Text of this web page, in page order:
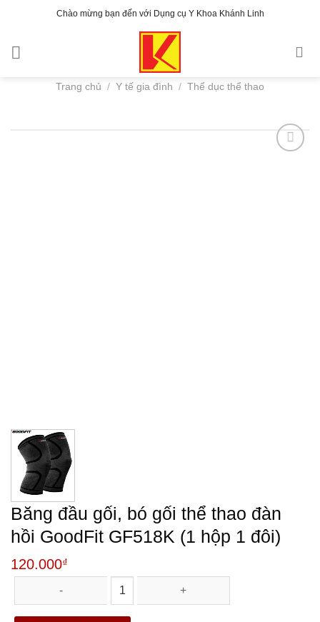
nội
dung
Chào mừng bạn đến với Dụng cụ Y Khoa Khánh Linh
Trang chủ / Y tế gia đình / Thể dục thể thao
Băng đầu gối, bó gối thể thao đàn
hồi GoodFit GF518K (1 hộp 1 đôi)
120.000₫
Băng đầu gối, bó gối thể thao đàn hồi GoodFit GF518K (1